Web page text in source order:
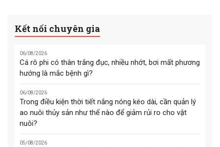
Kết nối chuyên gia
06/08/2026
Cá rô phi có thân trắng đục, nhiều nhớt, bơi mất phương
hướng là mắc bệnh gì?
06/08/2026
Trong điều kiện thời tiết nắng nóng kéo dài, cần quản lý
ao nuôi thủy sản như thế nào để giảm rủi ro cho vật
nuôi?
05/08/2026